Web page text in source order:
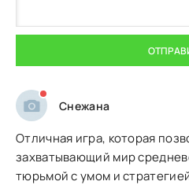
Снежана
Отличная игра, которая
захватывающий мир
тюрьмой с умом и